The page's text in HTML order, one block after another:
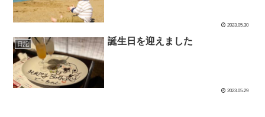
2023.05.30
日記 誕生日を迎えました
2023.05.29